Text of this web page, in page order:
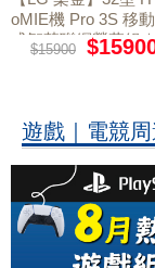
oMIE機 Pro 3S 移動
式智慧聯網螢幕組
單純配送
$15900
遊戲｜電競